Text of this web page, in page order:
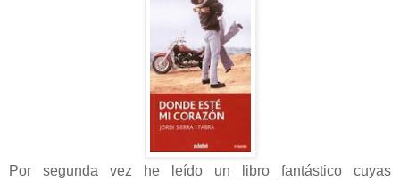
Por segunda vez he leído un libro fantástico cuyas